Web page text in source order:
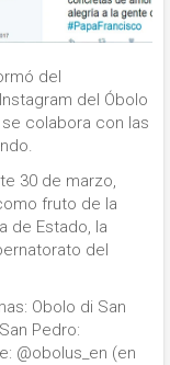
del
del Óbolo
colabora con las
30 de marzo,
fruto de la
de Estado, la
del
Obolo di San
Pedro:
@obolus_en (en